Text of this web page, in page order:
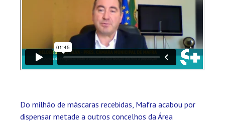
Do milhão de máscaras recebidas, Mafra acabou por
dispensar metade a outros concelhos da Área